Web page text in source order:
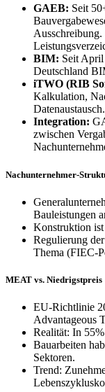
GAEB: Seit
BIM: Seit
Deutschland
iTWO (RIB
Kalkulation,
Datenaustausch.
Integration:
zwischen
Nachunternehmer-
Bauleistungen
Konstruktion
Regulierung
Thema (FIEC-
MEAT vs. Niedrigstpreis
EU-Richtlinie
Advantageous
Realität: In
Bauarbeiten
Sektoren.
Trend: